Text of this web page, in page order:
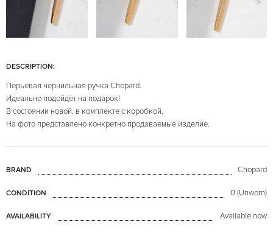
DESCRIPTION:
Перьевая чернильная ручка Chopard.
Идеально подойдёт на подарок!
В состоянии новой, в комплекте с коробкой.
На фото представлено конкретно продаваемые изделие.
BRAND Chopard
CONDITION 0 (Unworn)
AVAILABILITY Available now